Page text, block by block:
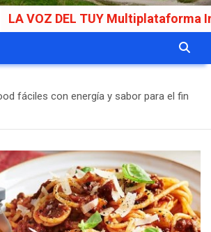
DEL TUY Multiplataforma
fáciles con energía y sabor para el fin